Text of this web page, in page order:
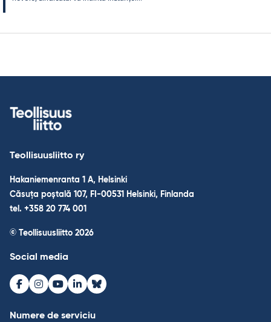
Teollisuusliitto ry
Hakaniemenranta 1 A, Helsinki
Căsuța poștală 107, FI-00531 Helsinki, Finlanda
tel. +358 20 774 001
© Teollisuusliitto 2026
Social media
Facebook
Instagram
Youtube
LinkedInBluesky
Numere de serviciu